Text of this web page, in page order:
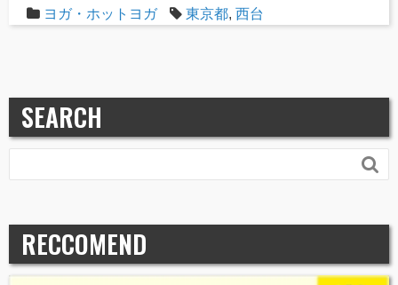
ヨガ・ホットヨガ 東京都, 西台
SEARCH

RECCOMEND